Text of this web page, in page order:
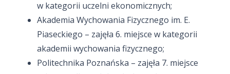
w kategorii uczelni ekonomicznych;
Akademia Wychowania Fizycznego im. E.
Piaseckiego – zajęła 6. miejsce w kategorii
akademii wychowania fizycznego;
Politechnika Poznańska – zajęła 7. miejsce